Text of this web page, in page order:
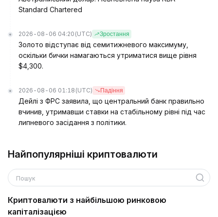
Standard Chartered
2026-08-06 04:20 (UTC) Зростання
Золото відступає від семитижневого максимуму,
оскільки бички намагаються утриматися вище рівня
$4,300.
2026-08-06 01:18 (UTC) Падіння
Дейлі з ФРС заявила, що центральний банк правильно
вчинив, утримавши ставки на стабільному рівні під час
липневого засідання з політики.
Найпопулярніші криптовалюти
Пошук
Криптовалюти з найбільшою ринковою
капіталізацією